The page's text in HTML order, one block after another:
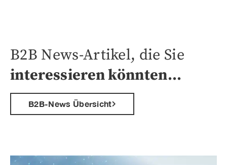
B2B News-Artikel, die Sie
interessieren könnten…
B2B-News Übersicht